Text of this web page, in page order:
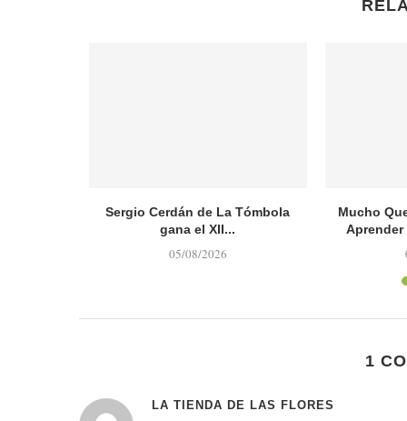
Sergio Cerdán de La Tómbola
gana el XII...
05/08/2026
Mucho
Aprender
1
LA TIENDA DE LAS FLORES